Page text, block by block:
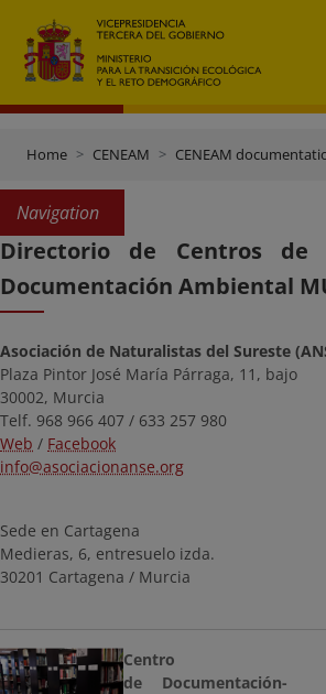
Home CENEAM CENEAM
Navigation
Directorio de Centros de
Documentación Ambiental
Asociación de Naturalistas del Sureste
Plaza Pintor José María Párraga, 11, bajo
30002, Murcia
Telf. 968 966 407 / 633 257 980
Web / Facebook
info@asociacionanse.org
Sede en Cartagena
Medieras, 6, entresuelo izda.
30201 Cartagena / Murcia
Centro
de Documentación-